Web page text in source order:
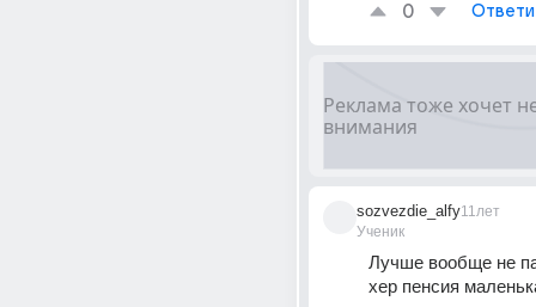
0
sozvezdie_alfy
Ученик
11лет
Лучше вообще не
хер пенсия